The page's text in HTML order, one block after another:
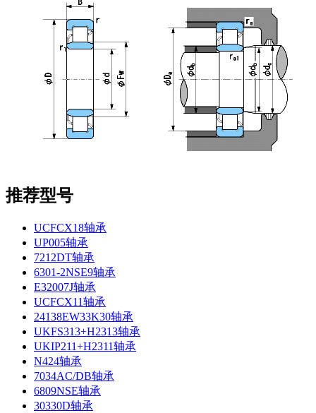
推荐型号
UCFCX18轴承
UP005轴承
7212DT轴承
6301-2NSE9轴承
E32007J轴承
UCFCX11轴承
24138EW33K30轴承
UKFS313+H2313轴承
UKIP211+H2311轴承
N424轴承
7034AC/DB轴承
6809NSE轴承
30330D轴承